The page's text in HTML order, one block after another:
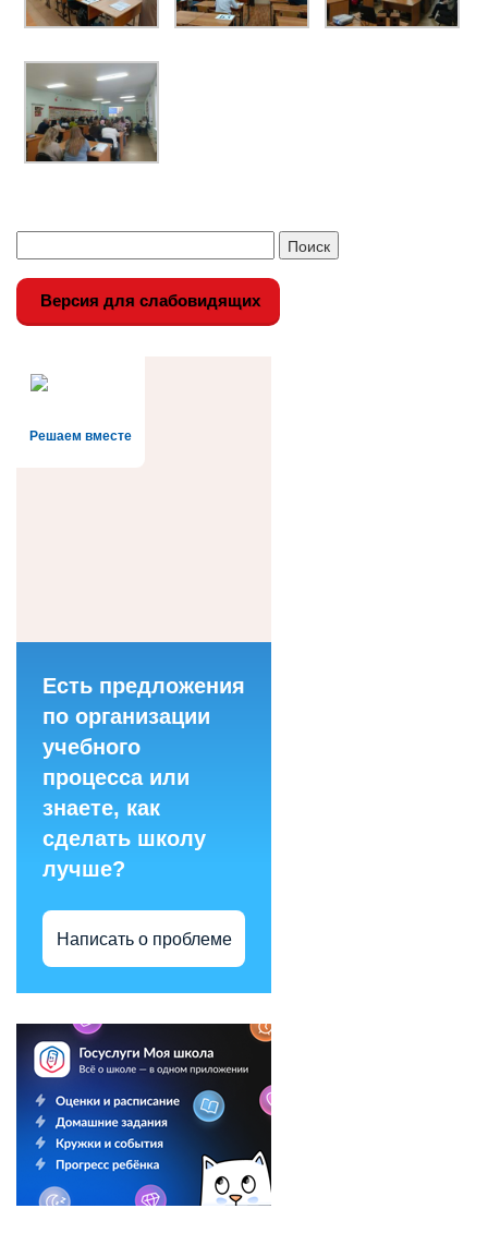
Версия для слабовидящих
Решаем вместе
Есть предложения
по организации
учебного
процесса или
знаете, как
сделать школу
лучше?
Написать о проблеме